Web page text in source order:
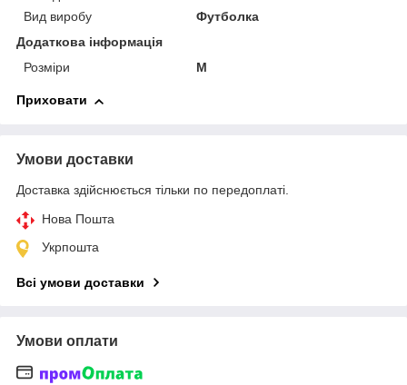
Вид виробу
Футболка
Додаткова інформація
Розміри
M
Приховати
Умови доставки
Доставка здійснюється тільки по передоплаті.
Нова Пошта
Укрпошта
Всі умови доставки
Умови оплати